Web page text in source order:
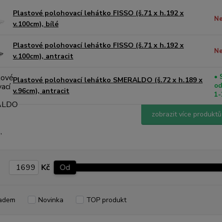
Plastové polohovací lehátko FISSO (š.71 x h.192 x
v.100cm), bílé
Plastové polohovací lehátko FISSO (š.71 x h.192 x
v.100cm), antracit
Plastové polohovací lehátko SMERALDO (š.72 x h.189 x
v.96cm), antracit
•
zobrazit více produktů
Kč Od
Novinka TOP produkt